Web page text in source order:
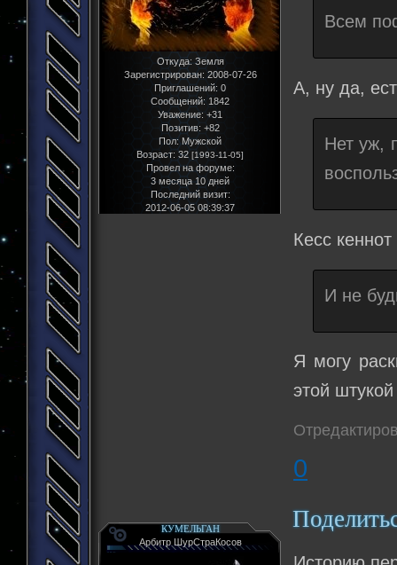
Откуда: Земля
Зарегистрирован: 2008-07-26
Приглашений: 0
Сообщений: 1842
Уважение: +31
Позитив: +82
Пол: Мужской
Возраст: 32 [1993-11-05]
Провел на форуме:
3 месяца 10 дней
Последний визит:
2012-06-05 08:39:37
Всем
А, ну да,
Нет уж,
Кесс
И не
Я могу
этой
0
КУМЕЛЬГАН
Арбитр ШурСтраКосов